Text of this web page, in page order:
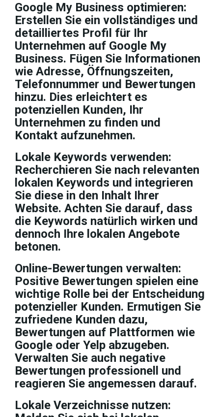
Google My Business optimieren:
Erstellen Sie ein vollständiges und
detailliertes Profil für Ihr
Unternehmen auf Google My
Business. Fügen Sie Informationen
wie Adresse, Öffnungszeiten,
Telefonnummer und Bewertungen
hinzu. Dies erleichtert es
potenziellen Kunden, Ihr
Unternehmen zu finden und
Kontakt aufzunehmen.
Lokale Keywords verwenden:
Recherchieren Sie nach relevanten
lokalen Keywords und integrieren
Sie diese in den Inhalt Ihrer
Website. Achten Sie darauf, dass
die Keywords natürlich wirken und
dennoch Ihre lokalen Angebote
betonen.
Online-Bewertungen verwalten:
Positive Bewertungen spielen eine
wichtige Rolle bei der Entscheidung
potenzieller Kunden. Ermutigen Sie
zufriedene Kunden dazu,
Bewertungen auf Plattformen wie
Google oder Yelp abzugeben.
Verwalten Sie auch negative
Bewertungen professionell und
reagieren Sie angemessen darauf.
Lokale Verzeichnisse nutzen: